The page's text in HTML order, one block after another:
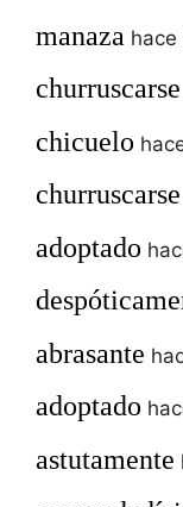
manaza hace
churruscarse
chicuelo
churruscarse
adoptado
abrasante
adoptado
astutamente